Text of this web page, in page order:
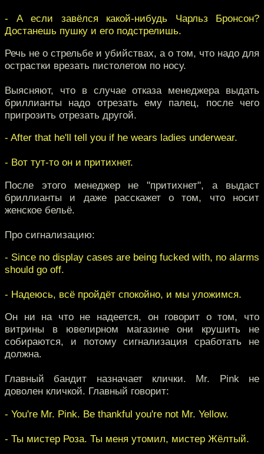
- А если завёлся какой-нибудь Чарльз Бронсон?
Достанешь пушку и его подстрелишь.
Речь не о стрельбе и убийствах, а о том, что надо для
острастки врезать пистолетом по носу.
Выясняют, что в случае отказа менеджера выдать
бриллианты надо отрезать ему палец, после чего
пригрозить отрезать другой.
- After that he'll tell you if he wears ladies underwear.
- Вот тут-то он и притихнет.
После этого менеджер не "притихнет", а выдаст
бриллианты и даже расскажет о том, что носит
женское бельё.
Про сигнализацию:
- Since no display cases are being fucked with, no alarms
should go off.
- Надеюсь, всё пройдёт спокойно, и мы уложимся.
Он ни на что не надеется, он говорит о том, что
витрины в ювелирном магазине они крушить не
собираются, и потому сигнализация сработать не
должна.
Главный бандит назначает клички. Mr. Pink не
доволен кличкой. Главный говорит:
- You're Mr. Pink. Be thankful you're not Mr. Yellow.
- Ты мистер Роза. Ты меня утомил, мистер Жёлтый.